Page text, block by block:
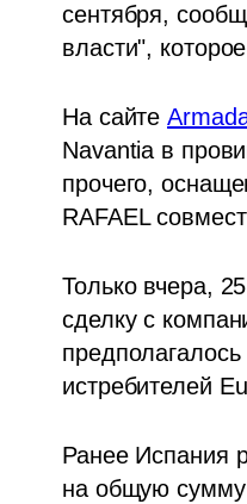
сентября,
власти",
На сайте
Navantia в
прочего,
RAFAEL
Только вчера,
сделку с
истребителей
Ранее Испания
на общую